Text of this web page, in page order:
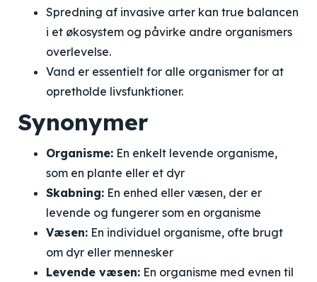
Spredning af invasive arter kan true balancen
i et økosystem og påvirke andre organismers
overlevelse.
Vand er essentielt for alle organismer for at
opretholde livsfunktioner.
Synonymer
Organisme: En enkelt levende organisme,
som en plante eller et dyr
Skabning: En enhed eller væsen, der er
levende og fungerer som en organisme
Væsen: En individuel organisme, ofte brugt
om dyr eller mennesker
Levende væsen: En organisme med evnen til